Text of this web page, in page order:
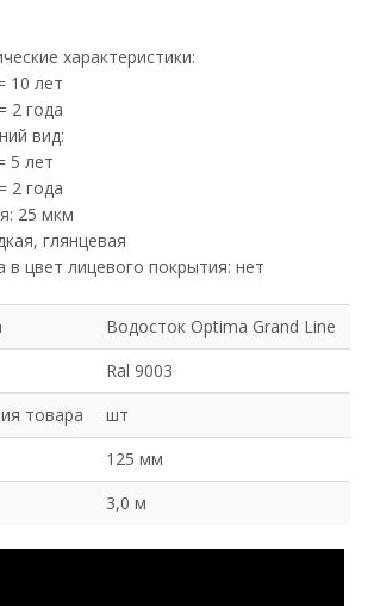
характеристики:
10 лет
2 года
вид:
5 лет
2 года
25 мкм
глянцевая
цвет лицевого покрытия: нет
Водосток Optima Grand Line
Ral 9003
товара
шт
125 мм
3,0 м